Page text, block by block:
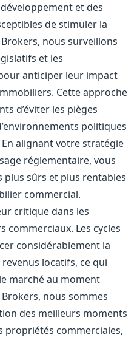
et des
de stimuler la
nous surveillons
et les
anticiper leur impact
Cette approche
d’éviter les pièges
politiques
alignant votre stratégie
réglementaire, vous
sûrs et plus rentables
commercial.
critique dans les
commerciaux. Les cycles
considérablement la
locatifs, ce qui
marché au moment
nous sommes
des meilleurs moments
propriétés commerciales,